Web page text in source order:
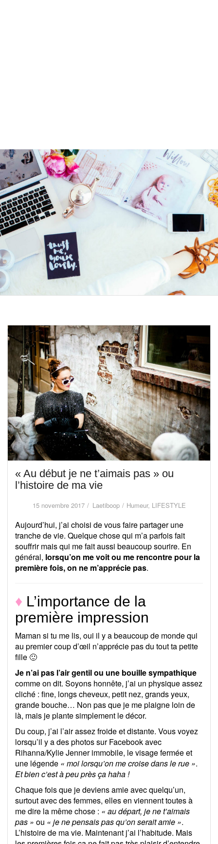
« Au début je ne t’aimais pas » ou
l’histoire de ma vie
15 novembre 2017 Laetiboop Humeur, LIFESTYLE
Aujourd’hui, j’ai choisi de vous faire partager une
tranche de vie. Quelque chose qui m’a parfois fait
souffrir mais qui me fait aussi beaucoup sourire. En
général, lorsqu’on me voit ou me rencontre pour la
première fois, on ne m’apprécie pas.
♦ L’importance de la
première impression
Maman si tu me lis, oui il y a beaucoup de monde qui
au premier coup d’œil n’apprécie pas du tout ta petite
fille 🙂
Je n’ai pas l’air gentil ou une bouille sympathique
comme on dit. Soyons honnête, j’ai un physique assez
cliché : fine, longs cheveux, petit nez, grands yeux,
grande bouche… Non pas que je me plaigne loin de
là, mais je plante simplement le décor.
Du coup, j’ai l’air assez froide et distante. Vous voyez
lorsqu’il y a des photos sur Facebook avec
Rihanna/Kylie Jenner immobile, le visage fermée et
une légende « moi lorsqu’on me croise dans le rue ».
Et bien c’est à peu près ça haha !
Chaque fois que je deviens amie avec quelqu’un,
surtout avec des femmes, elles en viennent toutes à
me dire la même chose : « au départ, je ne t’aimais
pas » ou « je ne pensais pas qu’on serait amie ».
L’histoire de ma vie. Maintenant j’ai l’habitude. Mais